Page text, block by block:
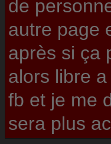
de
autre page
après si ça
alors libre
fb et je me
sera plus